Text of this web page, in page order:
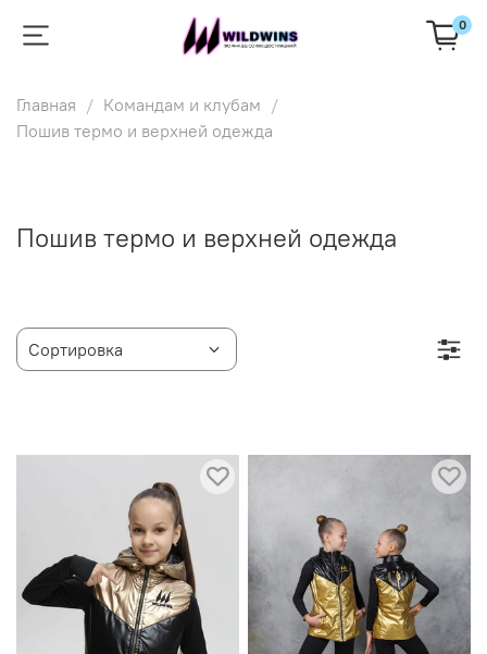
0
Главная
Командам и клубам
Пошив термо и верхней одежда
Пошив термо и верхней одежда